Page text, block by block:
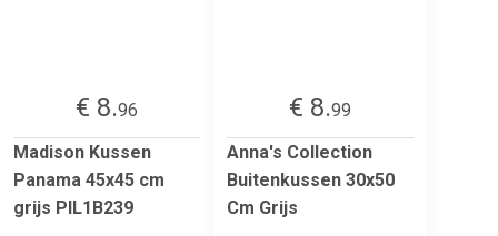
€ 8.96
Madison Kussen
Panama 45x45 cm
grijs PIL1B239
€ 8.99
Anna's Collection
Buitenkussen 30x50
Cm Grijs